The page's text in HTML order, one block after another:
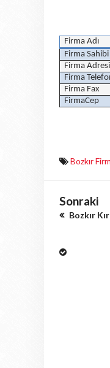
Firma Adı
Firma Sahibi
Firma Adresi
Firma
Firma Fax
FirmaCep
Bozkır
Sonraki
Bozkır